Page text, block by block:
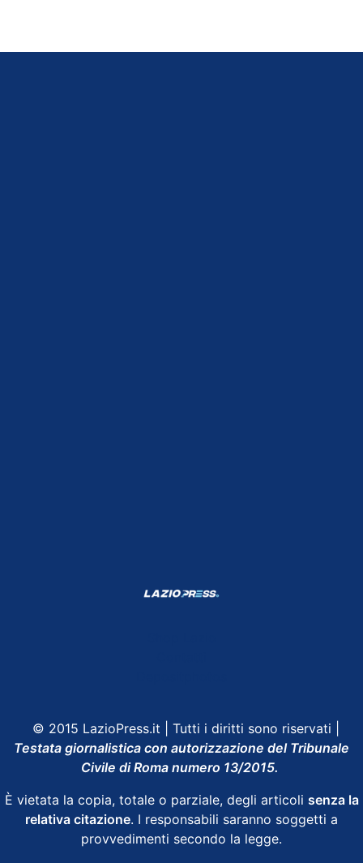
© 2015 LazioPress.it | Tutti i diritti sono riservati |
Testata giornalistica con autorizzazione del Tribunale
Civile di Roma numero 13/2015.
È vietata la copia, totale o parziale, degli articoli senza la
relativa citazione. I responsabili saranno soggetti a
provvedimenti secondo la legge.